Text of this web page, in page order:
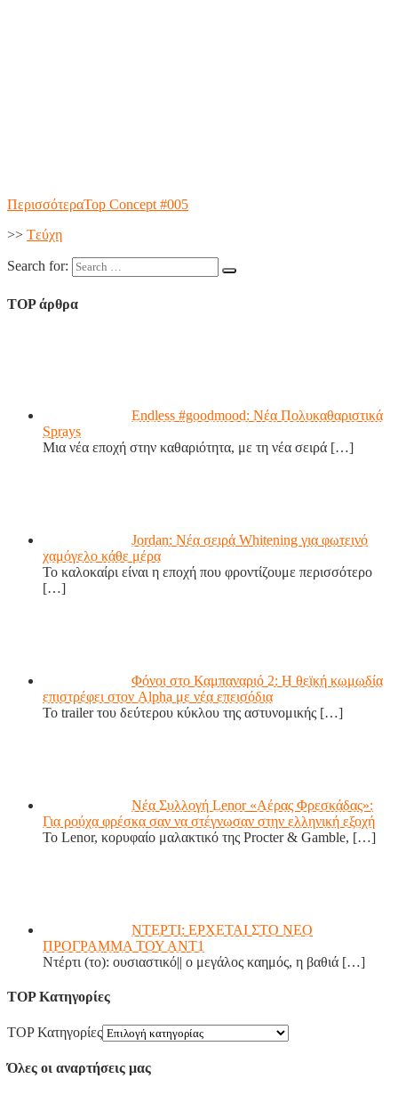
ΠερισσότεραTop Concept #005
>> Tεύχη
Search for:
TOP άρθρα
Endless #goodmood: Νέα Πολυκαθαριστικά
Sprays
Μια νέα εποχή στην καθαριότητα, με τη νέα σειρά […]
Jordan: Νέα σειρά Whitening για φωτεινό
χαμόγελο κάθε μέρα
Το καλοκαίρι είναι η εποχή που φροντίζουμε περισσότερο
[…]
Φόνοι στο Καμπαναριό 2: Η θεϊκή κωμωδία
επιστρέφει στον Alpha με νέα επεισόδια
Το trailer του δεύτερου κύκλου της αστυνομικής […]
Νέα Συλλογή Lenor «Αέρας Φρεσκάδας»:
Για ρούχα φρέσκα σαν να στέγνωσαν στην ελληνική εξοχή
Το Lenor, κορυφαίο μαλακτικό της Procter & Gamble, […]
ΝΤΕΡΤΙ: ΕΡΧΕΤΑΙ ΣΤΟ ΝΕΟ
ΠΡΟΓΡΑΜΜΑ ΤΟΥ ΑΝΤ1
Ντέρτι (το): ουσιαστικό|| ο μεγάλος καημός, η βαθιά […]
TOP Κατηγορίες
TOP Κατηγορίες
Όλες οι αναρτήσεις μας